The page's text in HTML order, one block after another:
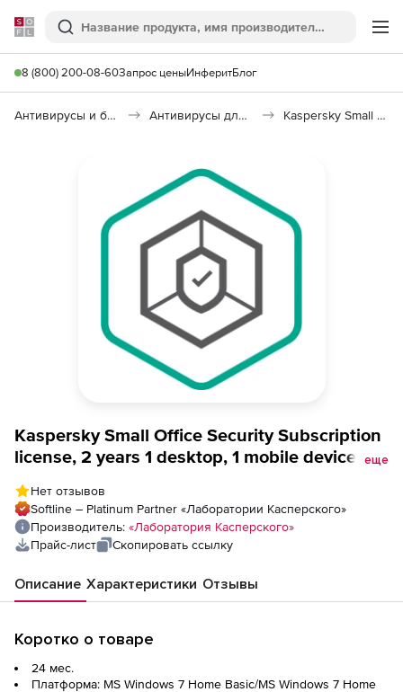
Softline
Поиск
8 (800) 200-08-60Запрос ценыИнферитБлог
Антивирусы и безопасность Антивирусы для организаций Kaspersky Small Office Security
Kaspersky Small Office Security Subscription
license, 2 years 1 desktop, 1 mobile device
date Win, Mac, Android, iOS - English
(Canada, United States)
еще
Нет отзывов
Softline – Platinum Partner «Лаборатории Касперского»
Производитель: «Лаборатория Касперского»
Прайс-лист
Скопировать ссылку
Описание Характеристики Отзывы
Коротко о товаре
24 мес.
Платформа: MS Windows 7 Home Basic/MS Windows 7 Home